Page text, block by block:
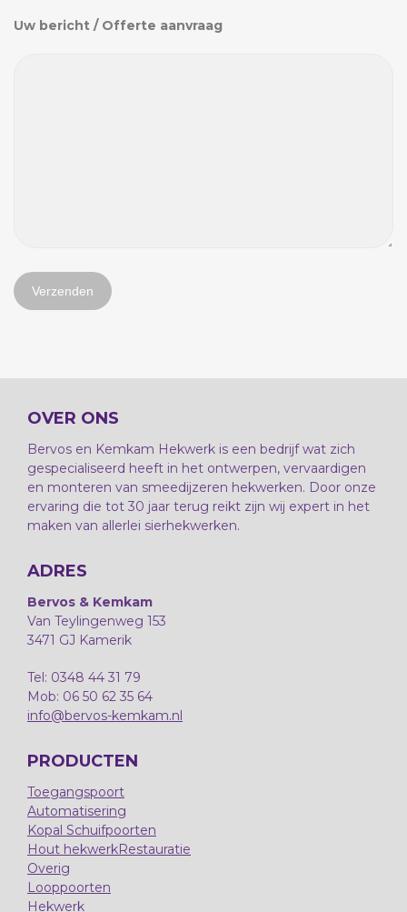
Uw bericht / Offerte aanvraag
OVER ONS
Bervos en Kemkam Hekwerk is een bedrijf wat zich
gespecialiseerd heeft in het ontwerpen, vervaardigen
en monteren van smeedijzeren hekwerken. Door onze
ervaring die tot 30 jaar terug reikt zijn wij expert in het
maken van allerlei sierhekwerken.
ADRES
Bervos & Kemkam
Van Teylingenweg 153
3471 GJ Kamerik
Tel: 0348 44 31 79
Mob: 06 50 62 35 64
info@bervos-kemkam.nl
PRODUCTEN
Toegangspoort
Automatisering
Kopal Schuifpoorten
Hout hekwerkRestauratie
Overig
Looppoorten
Hekwerk